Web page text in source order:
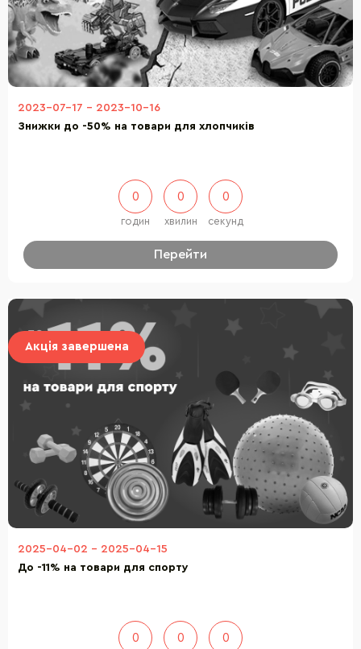
2023-07-17 - 2023-10-16
Знижки до -50% на товари для хлопчиків
0
годин
0
хвилин
0
секунд
Перейти
Акція завершена
2025-04-02 - 2025-04-15
До -11% на товари для спорту
0 0 0